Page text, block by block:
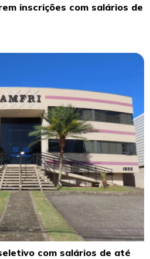
inscrições com salários de
com salários de até